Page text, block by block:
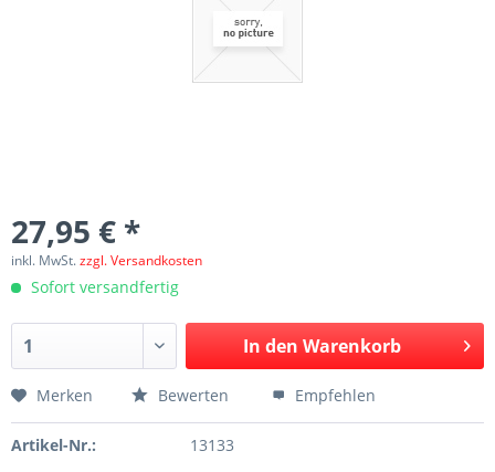
27,95 € *
inkl. MwSt.zzgl. Versandkosten
Sofort versandfertig
In den Warenkorb
Merken Bewerten Empfehlen
Artikel-Nr.: 13133